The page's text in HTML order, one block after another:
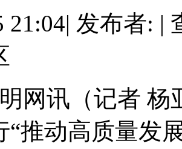
21:04| 发布者: |
网讯（记者 杨
“推动高质量发